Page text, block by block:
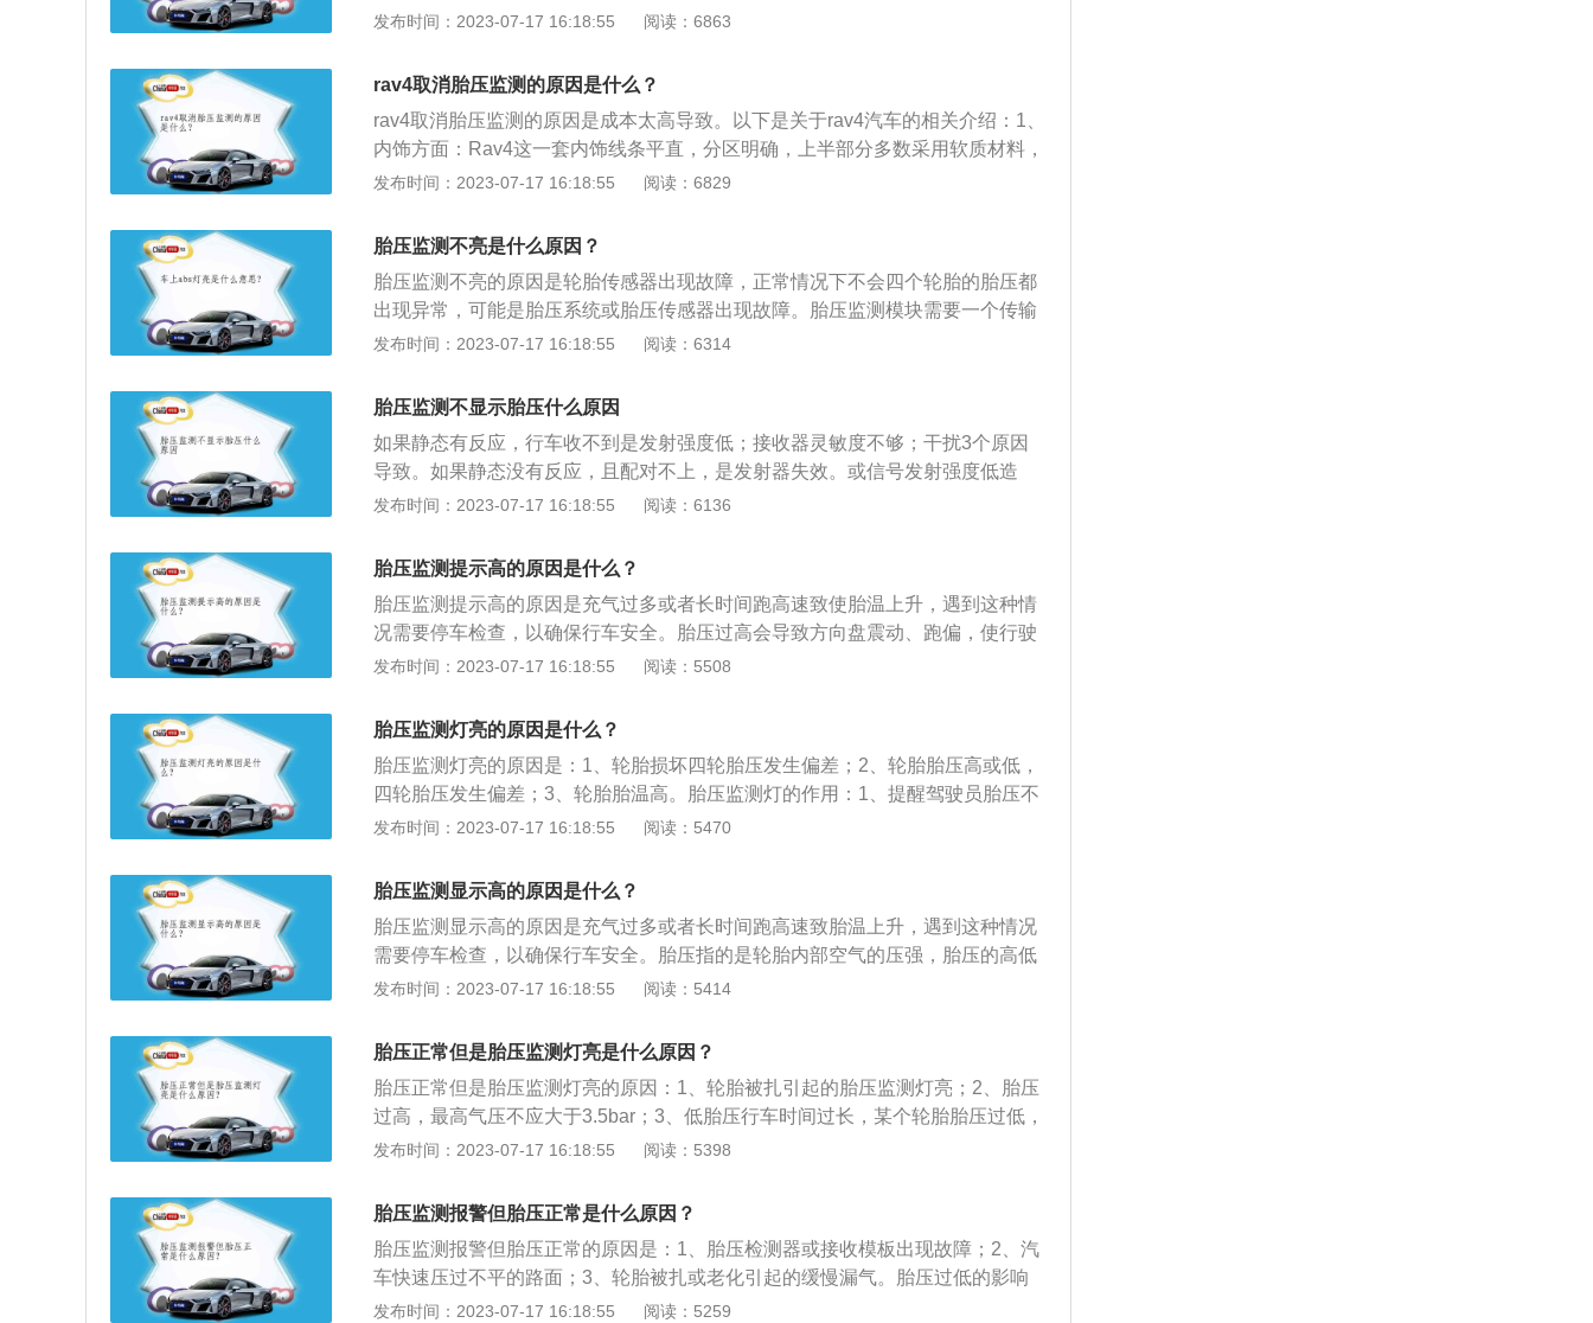
四个胎压监测传感器，在汽车静止或者行驶过程中对轮胎气压和温度进行实时自
事故，以确保行车安全。扩展资料：胎压监测系统简称“TPMS”，是“tire-pressure
-monitoring-system”的缩写。这种技术可以通过记录轮胎转速或安装在轮胎中的
电子传感器，对轮胎的各种状况进行实时自动监测，能够为行驶提供有效的安全
保障。
发布时间：2023-07-17 16:18:55 阅读：6863
rav4取消胎压监测的原因是什么？
rav4取消胎压监测的原因是成本太高导致。以下是关于rav4汽车的相关介绍：1、
内饰方面：Rav4这一套内饰线条平直，分区明确，上半部分多数采用软质材料，
下半部分则以硬质塑料为主，质感相对廉价。2、动力方面：Rav4有3套四驱系
配，四驱尊贵版增加了左右后轮扭矩分配，混合动力版本则是电子四驱系统，后
轮最多可以获得80%扭矩分配。
发布时间：2023-07-17 16:18:55 阅读：6829
胎压监测不亮是什么原因？
胎压监测不亮的原因是轮胎传感器出现故障，正常情况下不会四个轮胎的胎压都
出现异常，可能是胎压系统或胎压传感器出现故障。胎压监测模块需要一个传输
的过程，如果刚充完气无法显示也是正常现象，只需将车辆前后移动一下或开动
压检测模块坏了。胎压监测是在汽车行驶过程中对轮胎气压进行实时自动监测，
并对轮胎漏气和低气压进行报警，以确保行车安全。
发布时间：2023-07-17 16:18:55 阅读：6314
胎压监测不显示胎压什么原因
如果静态有反应，行车收不到是发射强度低；接收器灵敏度不够；干扰3个原因
导致。如果静态没有反应，且配对不上，是发射器失效。或信号发射强度低造
成，这种情况换个摆放位置即可解决。以下是胎压监测的扩展资料：1.模块电池
行检测。3.配对失效，需要重新配对有的车型可以自己完成但大部分车型需要到4
S店进行专业的配对。4.模块已经损坏，更换新模块。
发布时间：2023-07-17 16:18:55 阅读：6136
胎压监测提示高的原因是什么？
胎压监测提示高的原因是充气过多或者长时间跑高速致使胎温上升，遇到这种情
况需要停车检查，以确保行车安全。胎压过高会导致方向盘震动、跑偏，使行驶
的舒适性降低；胎压过低使轮胎各部位的运动量增大，过度的碾压造成轮胎的异
压不足的轮胎圆周长会变短，四只轮胎有一只胎压不足，行驶时旋转圈数便会和
其他轮胎不同。
发布时间：2023-07-17 16:18:55 阅读：5508
胎压监测灯亮的原因是什么？
胎压监测灯亮的原因是：1、轮胎损坏四轮胎压发生偏差；2、轮胎胎压高或低，
四轮胎压发生偏差；3、轮胎胎温高。胎压监测灯的作用：1、提醒驾驶员胎压不
稳，预防事故发生；2、使轮胎保持规定的压力和温度范围，减少车胎损毁，延
有：1、直接式胎压监测：利用安装在轮胎里的压力传感器直接进行检测，无线
发射器将压力信息从轮胎内部发送到中央接收器模块，对各轮胎气压数据进行显
示；2、间接式胎压监测：通过轮胎之间的转速差别，以达到监视胎压的目的。
发布时间：2023-07-17 16:18:55 阅读：5470
胎压监测显示高的原因是什么？
胎压监测显示高的原因是充气过多或者长时间跑高速致胎温上升，遇到这种情况
需要停车检查，以确保行车安全。胎压指的是轮胎内部空气的压强，胎压的高低
对汽车的性能和动力有着至关重要的作用。轮胎是在各种车辆或机械上装配的接
承受着各种变形、负荷、力以及高低温作用，因此必须具有较高的承载性能、牵
引性能、缓冲性能。同时，还要求具备较高耐磨性和耐屈挠性，以及较低的滚动
阻力与生热性。
发布时间：2023-07-17 16:18:55 阅读：5414
胎压正常但是胎压监测灯亮是什么原因？
胎压正常但是胎压监测灯亮的原因：1、轮胎被扎引起的胎压监测灯亮；2、胎压
过高，最高气压不应大于3.5bar；3、低胎压行车时间过长，某个轮胎胎压过低，
高速运转使胎温升高，进而引起的胎压升高，这时应及时停车休息或更换备胎；
情况时，若是胎压监测器没有及时报警，就是胎压监测器出现了问题，可以到4s
店请专业人员采用手持式学习工具，重新获取所有轮胎传感器id，对接收控制器
进行绑定。
发布时间：2023-07-17 16:18:55 阅读：5398
胎压监测报警但胎压正常是什么原因？
胎压监测报警但胎压正常的原因是：1、胎压检测器或接收模板出现故障；2、汽
车快速压过不平的路面；3、轮胎被扎或老化引起的缓慢漏气。胎压过低的影响
是：1、与路面的摩擦系数便会增大汽油使用量上升；2、造成方向盘很沉易跑偏
发布时间：2023-07-17 16:18:55 阅读：5259